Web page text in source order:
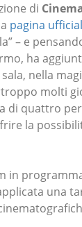
di
pagina
– e
ha
nella
molti
di quattro
la
in
una